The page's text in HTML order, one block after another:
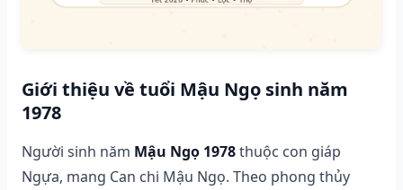
Giới thiệu về tuổi Mậu Ngọ sinh năm
1978
Người sinh năm Mậu Ngọ 1978thuộc con giáp
Ngựa, mang Can chi Mậu Ngọ. Theo phong thủy